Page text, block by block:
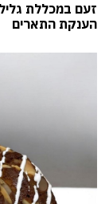
זעם במכללת
הענקת התארים